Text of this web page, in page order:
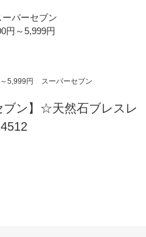
ーパーセブン
円～5,999円
5,999円 スーパーセブン
ン】☆天然石ブレスレ